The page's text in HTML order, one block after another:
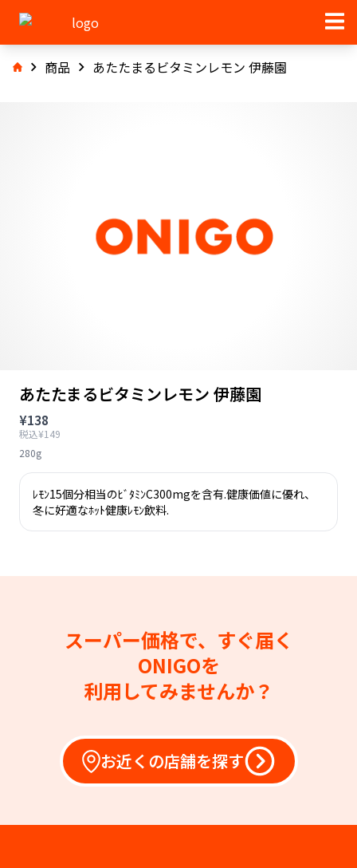
商品 あたたまるビタミンレモン 伊藤園
あたたまるビタミンレモン 伊藤園
¥138
税込¥149
280g
ﾚﾓﾝ15個分相当のﾋﾞﾀﾐﾝC300mgを含有.健康価値に優れ、
冬に好適なﾎｯﾄ健康ﾚﾓﾝ飲料.
スーパー価格で、すぐ届く
ONIGOを
利用してみませんか？
お近くの店舗を探す